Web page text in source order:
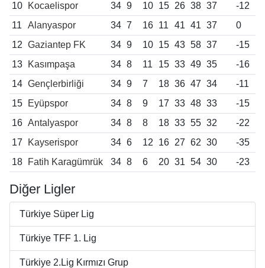
10
Kocaelispor 34 9 10 15 26 38 37
-12
11
Alanyaspor 34 7 16 11 41 41 37
0
12 Gaziantep FK 34 9 10 15 43 58 37
-15
13
Kasımpaşa 34 8 11 15 33 49 35
-16
14 Gençlerbirliği 34 9 7 18 36 47 34
-11
15
Eyüpspor 34 8 9 17 33 48 33
-15
16 Antalyaspor 34 8 8 18 33 55 32
-22
17
Kayserispor 34 6 12 16 27 62 30
-35
18
Fatih Karagümrük 34 8 6 20 31 54 30 -23
Diğer Ligler
Türkiye Süper Lig
Türkiye TFF 1. Lig
Türkiye 2.Lig Kırmızı Grup